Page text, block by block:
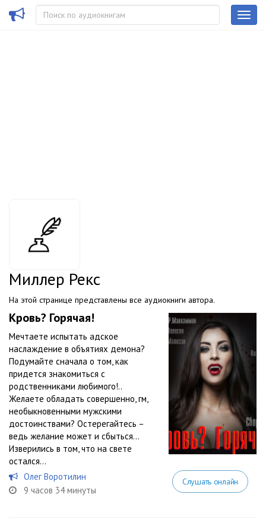
Миллер Рекс
На этой странице представлены все аудиокниги автора.
Кровь? Горячая!
Мечтаете испытать адское
наслаждение в объятиях демона?
Подумайте сначала о том, как
придется знакомиться с
родственниками любимого!..
Желаете обладать совершенно, гм,
необыкновенными мужскими
достоинствами? Остерегайтесь –
ведь желание может и сбыться…
Изверились в том, что на свете
остался...
Олег Воротилин
9 часов 34 минуты
Слушать онлайн